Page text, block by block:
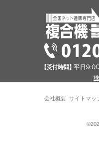
ご検討のきっかけ
※現在のコピー機の後継機
会社概要 サイトマッ